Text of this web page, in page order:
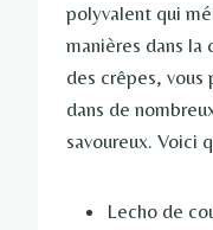
polyvalent qui
manières dans la
des crêpes,
dans de
savoureux. Voici
Lecho de